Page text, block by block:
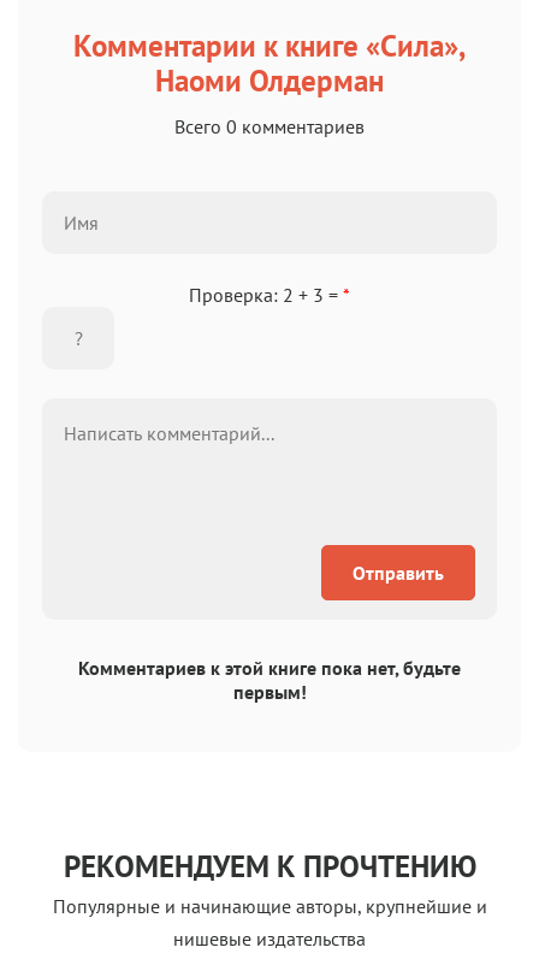
Комментарии к книге «Сила»,
Наоми Олдерман
Всего 0 комментариев
Проверка: 2 + 3 = *
Отправить
Комментариев к этой книге пока нет, будьте
первым!
РЕКОМЕНДУЕМ К ПРОЧТЕНИЮ
Популярные и начинающие авторы, крупнейшие и
нишевые издательства